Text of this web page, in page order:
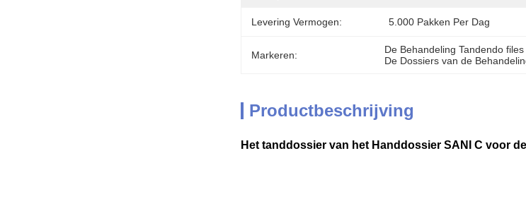
Levering Vermogen: 5.000 Pakken Per Dag
Markeren: De Behandeling Tandendo
De Dossiers van de
Productbeschrijving
Het tanddossier van het Handdossier SANI C voor